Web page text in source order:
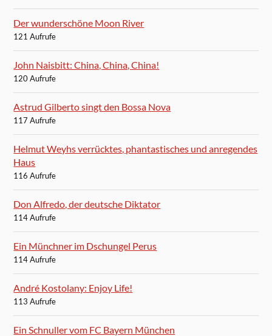
Der wunderschöne Moon River
121 Aufrufe
John Naisbitt: China, China, China!
120 Aufrufe
Astrud Gilberto singt den Bossa Nova
117 Aufrufe
Helmut Weyhs verrücktes, phantastisches und anregendes
Haus
116 Aufrufe
Don Alfredo, der deutsche Diktator
114 Aufrufe
Ein Münchner im Dschungel Perus
114 Aufrufe
André Kostolany: Enjoy Life!
113 Aufrufe
Ein Schnuller vom FC Bayern München